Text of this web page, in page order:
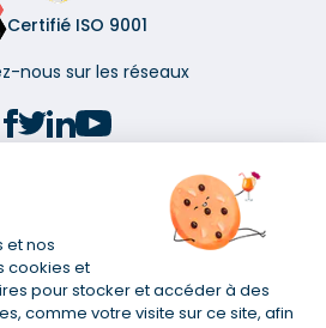
et nos
cookies et
pour stocker et accéder à des
comme votre visite sur ce site, afin
Certifié ISO 9001
nous sur les réseaux
et selon votre profil
d'un prêt amortissable de 330
accordé à un salarié non cadre assuré à
âgé de 36 ans fumeur et une personne
% (décès, PTIA, IPP, ITT, IPP) âgée de 35